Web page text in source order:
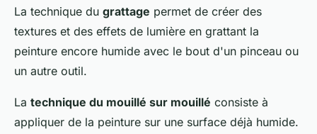
La technique du grattage permet de créer des
textures et des effets de lumière en grattant la
peinture encore humide avec le bout d'un pinceau ou
un autre outil.
La technique du mouillé sur mouillé consiste à
appliquer de la peinture sur une surface déjà humide.